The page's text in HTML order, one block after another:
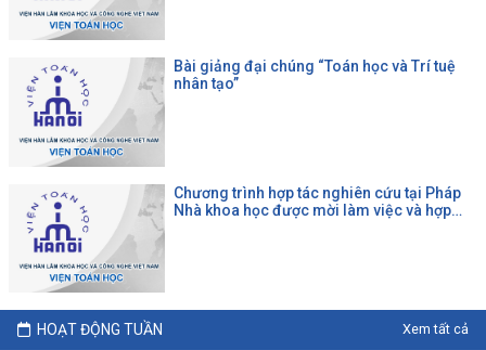
Bài giảng đại chúng “Toán học và Trí tuệ
nhân tạo”
Chương trình hợp tác nghiên cứu tại Pháp
Nhà khoa học được mời làm việc và hợp
HOẠT ĐỘNG TUẦN Xem tất cả